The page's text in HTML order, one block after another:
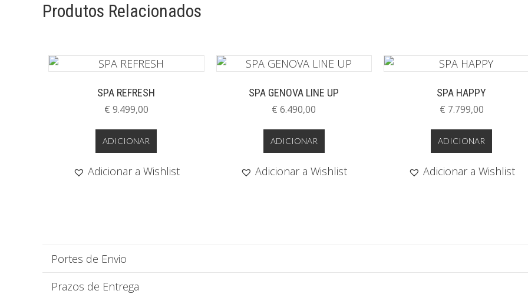
Produtos Relacionados
SPA REFRESH
€ 9.499,00
ADICIONAR
Adicionar a Wishlist
SPA GENOVA LINE UP
€ 6.490,00
ADICIONAR
Adicionar a Wishlist
SPA HAPPY
€ 7.799,00
ADICIONAR
Adicionar a Wishlist
Portes de Envio
Prazos de Entrega